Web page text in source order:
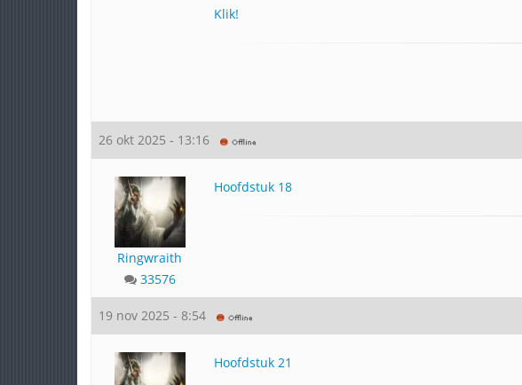
Klik!
26 okt 2025 - 13:16
Ringwraith
33576
Hoofdstuk 18
19 nov 2025 - 8:54
Hoofdstuk 21